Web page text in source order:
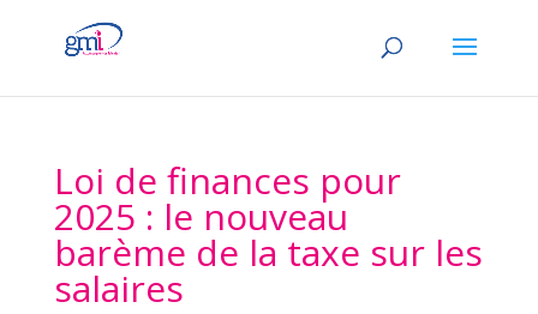
Loi de finances pour
2025 : le nouveau
barème de la taxe sur les
salaires